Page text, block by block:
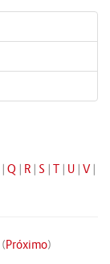
| Q | R | S | T | U | V |
(Próximo)